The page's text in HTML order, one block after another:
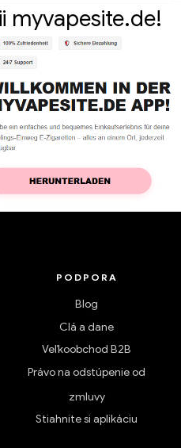
myvapesite.de!
PODPORA
Blog
Clá a dane
Veľkoobchod B2B
Právo na odstúpenie od
zmluvy
Stiahnite si aplikáciu